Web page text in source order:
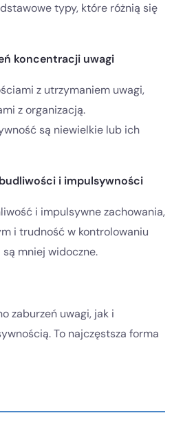
typy, które różnią się
koncentracji uwagi
z utrzymaniem uwagi,
z organizacją.
są niewielkie lub ich
i impulsywności
i impulsywne zachowania,
i trudność w kontrolowaniu
mniej widoczne.
zaburzeń uwagi, jak i
To najczęstsza forma